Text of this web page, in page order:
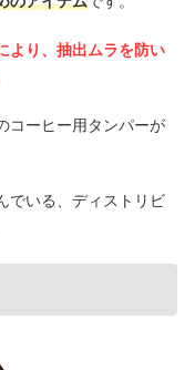
より、抽出ムラを防い
コーヒー用タンパーが
でいる、ディストリビ